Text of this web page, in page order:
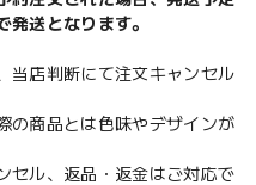
発送となります。
当店判断にて注文キャンセル
の商品とは色味やデザインが
セル、返品・返金はご対応で